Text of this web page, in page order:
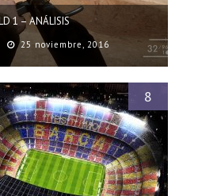
1 – ANÁLISIS
25 noviembre, 2016
8